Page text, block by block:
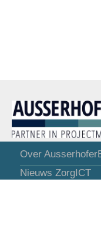
Over
Nieuws ZorgICT